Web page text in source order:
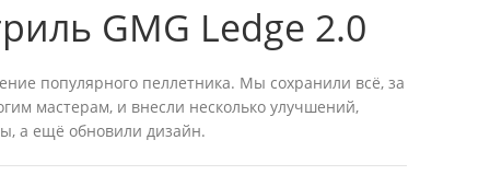
GMG Ledge 2.0
популярного пеллетника. Мы сохранили всё, за
мастерам, и внесли несколько улучшений,
а ещё обновили дизайн.